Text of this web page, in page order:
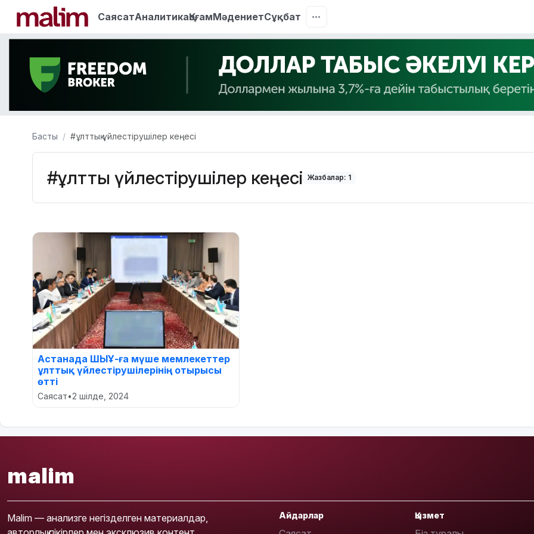
СаясатАналитикаҚоғамМәдениетСұқбат
Басты #ұлттық үйлестірушілер кеңесі
#ұлттық үйлестірушілер кеңесі Жазбалар: 1
Астанада ШЫҰ-ға мүше мемлекеттер
ұлттық үйлестірушілерінің отырысы
өтті
Саясат•2 шілде, 2024
malim
Malim — анализге негізделген материалдар,
Айдарлар Қызмет